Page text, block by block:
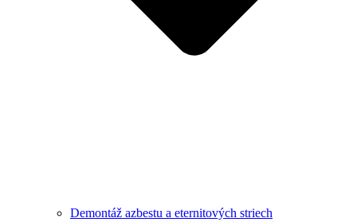
Demontáž azbestu a eternitových striech